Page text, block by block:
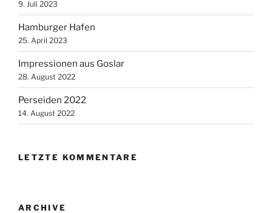
9. Juli 2023
Hamburger Hafen
25. April 2023
Impressionen aus Goslar
28. August 2022
Perseiden 2022
14. August 2022
LETZTE KOMMENTARE
ARCHIVE